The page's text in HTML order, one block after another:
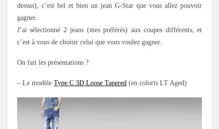
dessus), c’est bel et bien un jean G-Star que vous allez pouvoir
gagner.
J’ai sélectionné 2 jeans (mes préférés) aux coupes différents, et
c’est à vous de choisir celui que vous voulez gagner.
On fait les présentations ?
– Le modèle Type C 3D Loose Tapered (en coloris LT Aged)